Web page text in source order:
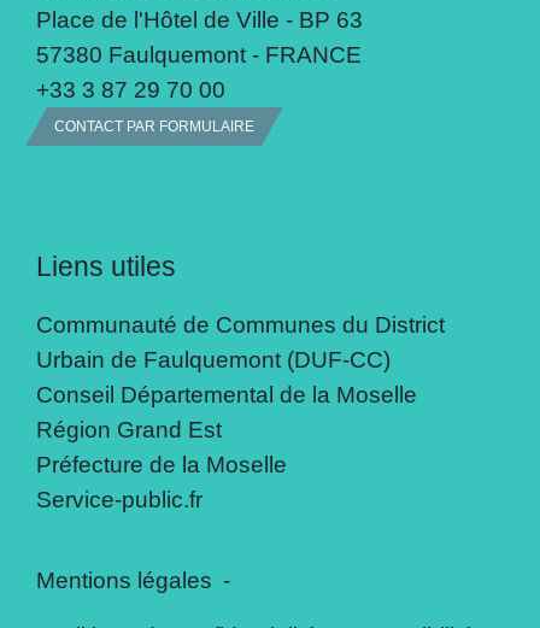
Place de l'Hôtel de Ville - BP 63
57380 Faulquemont - FRANCE
+33 3 87 29 70 00
CONTACT PAR FORMULAIRE
Liens utiles
Communauté de Communes du District
Urbain de Faulquemont (DUF-CC)
Conseil Départemental de la Moselle
Région Grand Est
Préfecture de la Moselle
Service-public.fr
Mentions légales -